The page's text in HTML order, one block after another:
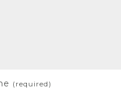
(required)